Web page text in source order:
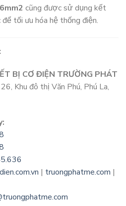
cũng được sử dụng kết
tối ưu hóa hệ thống điện.
BỊ CƠ ĐIỆN TRƯỜNG PHÁT
Khu đô thị Văn Phú, Phú La,
| truongphatme.com |